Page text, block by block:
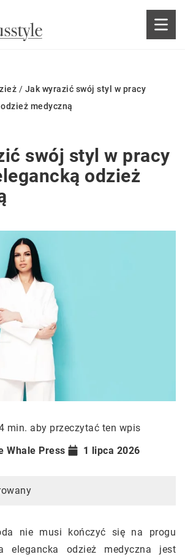
/ Jak wyrazić swój styl w pracy
medyczną
swój styl w pracy
odzież
min. aby przeczytać ten wpis
Whale Press
1 lipca 2026
nie musi kończyć się na progu
elegancka odzież medyczna jest